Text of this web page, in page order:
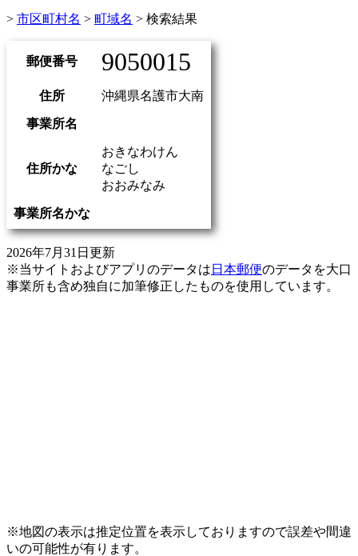
> 市区町村名 > 町域名 > 検索結果
郵便番号 9050015
住所 沖縄県名護市大南
事業所名
住所かな
おきなわけん
なごし
おおみなみ
事業所名かな
2026年7月31日更新
※当サイトおよびアプリのデータは 日本郵便のデータを大口
事業所も含め独自に加筆修正したものを使用しています。
※地図の表示は推定位置を表示しておりますので誤差や間違
いの可能性が有ります。